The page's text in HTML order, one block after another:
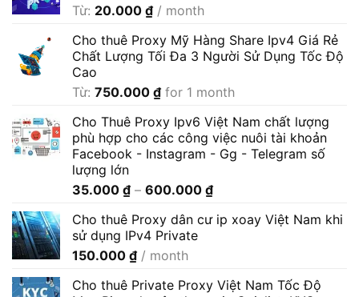
Từ: 20.000 ₫ / month
Cho thuê Proxy Mỹ Hàng Share Ipv4 Giá Rẻ
Chất Lượng Tối Đa 3 Người Sử Dụng Tốc Độ
Cao
Từ: 750.000 ₫ for 1 month
Cho Thuê Proxy Ipv6 Việt Nam chất lượng
phù hợp cho các công việc nuôi tài khoản
Facebook - Instagram - Gg - Telegram số
lượng lớn
35.000 ₫ – 600.000 ₫Khoảng
từ
Cho thuê Proxy dân cư ip xoay Việt Nam khi
sử dụng IPv4 Private
150.000 ₫ / month
Cho thuê Private Proxy Việt Nam Tốc Độ